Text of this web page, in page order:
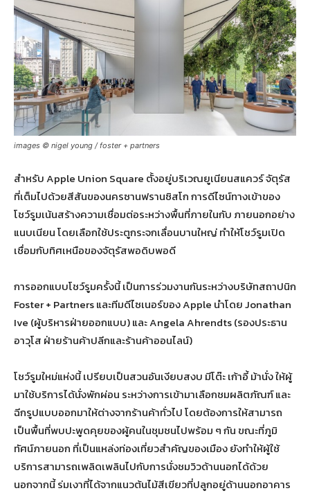
images © nigel young / foster + partners
สำหรับ Apple Union Square ตั้งอยู่บริเวณยูเนียนสแควร์ จัตุรัส
ที่เต็มไปด้วยสีสันของนครซานฟรานซิสโก การดีไซน์ทางเข้าของ
โชว์รูมเน้นสร้างความเชื่อมต่อระหว่างพื้นที่ภายในกับ ภายนอกอย่าง
แนบเนียน โดยเลือกใช้ประตูกระจกเลื่อนบานใหญ่ ทำให้โชว์รูมเปิด
เชื่อมกับทิศเหนือของจัตุรัสพอดิบพอดี
การออกแบบโชว์รูมครั้งนี้ เป็นการร่วมงานกันระหว่างบริษัทสถาปนิก
Foster + Partners และทีมดีไซเนอร์ของ Apple นำโดย Jonathan
Ive (ผู้บริหารฝ่ายออกแบบ) และ Angela Ahrendts (รองประธาน
อาวุโส ฝ่ายร้านค้าปลีกและร้านค้าออนไลน์)
โชว์รูมใหม่แห่งนี้ เปรียบเป็นสวนอันเงียบสงบ มีโต๊ะ เก้าอี้ ม้านั่ง ให้ผู้
มาใช้บริการได้นั่งพักผ่อน ระหว่างการเข้ามาเลือกชมผลิตภัณฑ์ และ
ฉีกรูปแบบออกมาให้ต่างจากร้านค้าทั่วไป โดยต้องการให้สามารถ
เป็นพื้นที่พบปะพูดคุยของผู้คนในชุมชนไปพร้อม ๆ กัน ขณะที่ภูมิ
ทัศน์ภายนอก ที่เป็นแหล่งท่องเที่ยวสำคัญของเมือง ยังทำให้ผู้ใช้
บริการสามารถเพลิดเพลินไปกับการนั่งชมวิวด้านนอกได้ด้วย
นอกจากนี้ ร่มเงาที่ได้จากแนวต้นไม้สีเขียวที่ปลูกอยู่ด้านนอกอาคาร